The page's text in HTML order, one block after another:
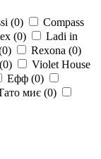
(0)
Compass
(0)
Lаdi in
0) Rexona (0)
(0)
Violet House
Ефф (0)
миє (0)